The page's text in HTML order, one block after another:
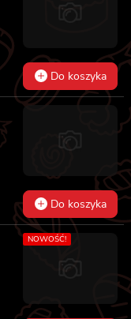
Do koszyka
Do koszyka
NOWOŚĆ!